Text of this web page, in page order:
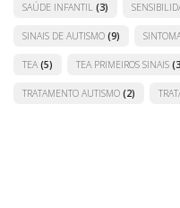
SAÚDE INFANTIL (3)
SINAIS DE AUTISMO (9)
TEA (5) TEA PRIMEIROS SINAIS
TRATAMENTO AUTISMO (2)